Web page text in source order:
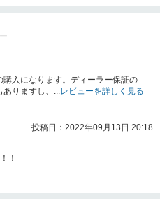
購入になります。ディーラー保証の
ありますし、...レビューを詳しく見る
投稿日：2022年09月13日 20:18
！